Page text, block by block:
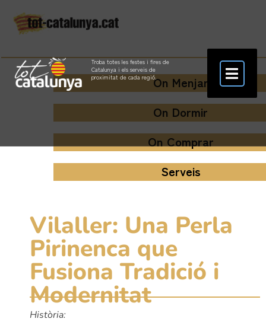
Troba totes les festes i fires de
Catalunya i els serveis de
proximitat de cada regió.On Menjar
On Dormir
On Comprar
Serveis
Vilaller: Una Perla
Pirinenca que
Fusiona Tradició i
Modernitat
Història: